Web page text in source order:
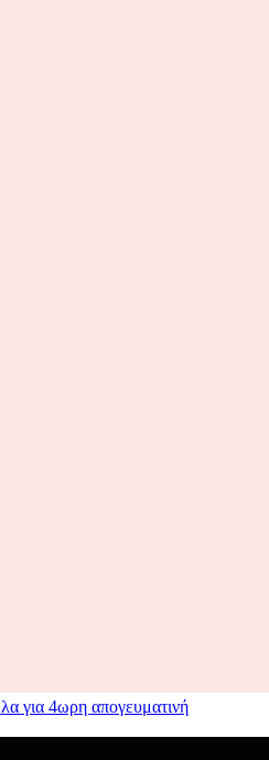
για 4ωρη απογευματινή